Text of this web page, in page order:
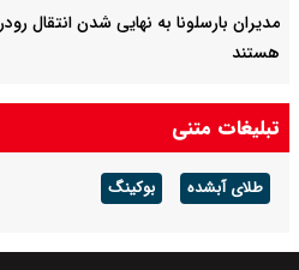
مدیران بارسلونا به نهایی شدن
هستند
برگزاری بازی‌های لیگ برتر فوتبال با
تبلیغات متنی
طلای آبشده بوکینگ